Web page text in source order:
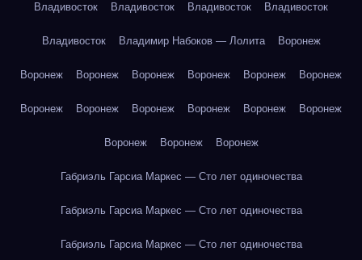
Владивосток Владивосток Владивосток Владивосток
Владивосток Владимир Набоков — Лолита Воронеж
Воронеж Воронеж Воронеж Воронеж Воронеж Воронеж
Воронеж Воронеж Воронеж Воронеж Воронеж Воронеж
Воронеж Воронеж Воронеж
Габриэль Гарсиа Маркес — Сто лет одиночества
Габриэль Гарсиа Маркес — Сто лет одиночества
Габриэль Гарсиа Маркес — Сто лет одиночества